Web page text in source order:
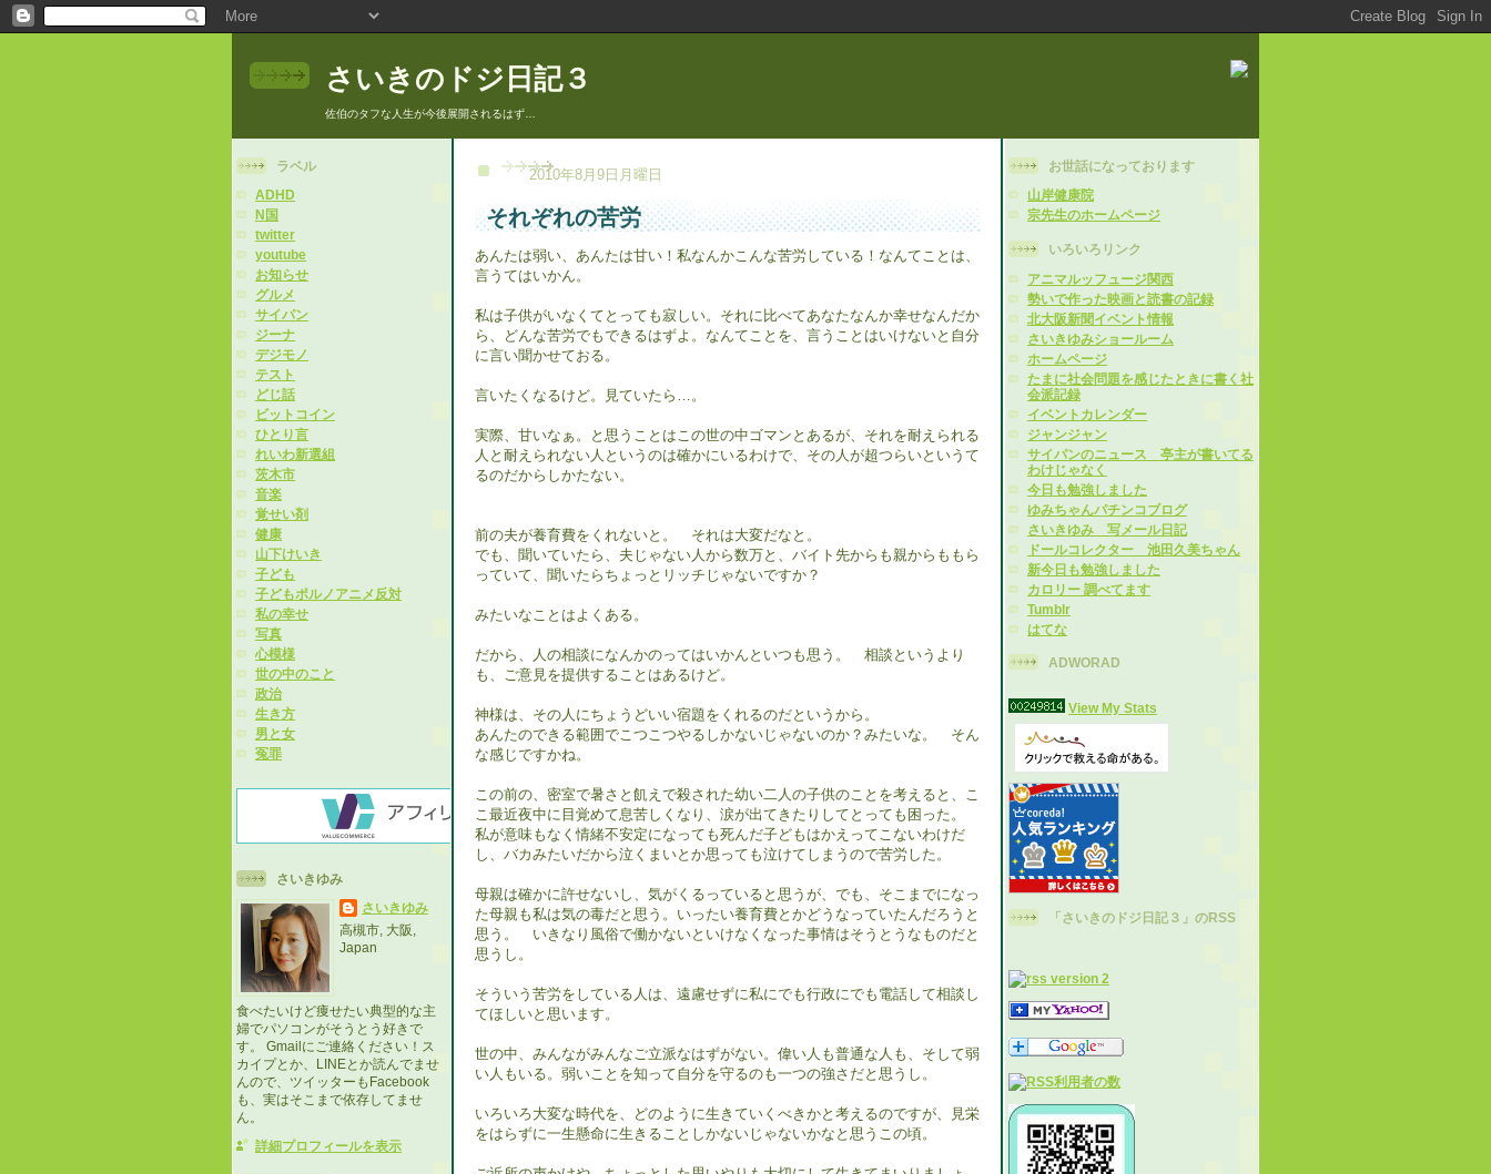
さいきのドジ日記３
佐伯のタフな人生が今後展開されるはず…
ラベル
ADHD
N国
twitter
youtube
お知らせ
グルメ
サイパン
ジーナ
デジモノ
テスト
どじ話
ビットコイン
ひとり言
れいわ新選組
茨木市
音楽
覚せい剤
健康
山下けいき
子ども
子どもポルノアニメ反対
私の幸せ
写真
心模様
世の中のこと
政治
生き方
男と女
冤罪
さいきゆみ
さいきゆみ
高槻市, 大阪,
Japan
食べたいけど痩せたい典型的な主
婦でパソコンがそうとう好きで
す。 Gmailにご連絡ください！ス
カイプとか、LINEとか読んでませ
んので、ツイッターもFacebook
も、実はそこまで依存してませ
ん。
詳細プロフィールを表示
お世話になっております
山岸健康院
宗先生のホームページ
いろいろリンク
アニマルッフュージ関西
勢いで作った映画と読書の記録
北大阪新聞イベント情報
さいきゆみショールーム
ホームページ
たまに社会問題を感じたときに書く社
会派記録
イベントカレンダー
ジャンジャン
サイパンのニュース 亭主が書いてる
わけじゃなく
今日も勉強しました
ゆみちゃんパチンコブログ
さいきゆみ 写メール日記
ドールコレクター 池田久美ちゃん
新今日も勉強しました
カロリー 調べてます
Tumblr
はてな
ADWORAD
View My Stats
「さいきのドジ日記３」のRSS
2010年8月9日月曜日
それぞれの苦労
あんたは弱い、あんたは甘い！私なんかこんな苦労している！なんてことは、
言うてはいかん。
私は子供がいなくてとっても寂しい。それに比べてあなたなんか幸せなんだか
ら、どんな苦労でもできるはずよ。なんてことを、言うことはいけないと自分
に言い聞かせておる。
言いたくなるけど。見ていたら…。
実際、甘いなぁ。と思うことはこの世の中ゴマンとあるが、それを耐えられる
人と耐えられない人というのは確かにいるわけで、その人が超つらいというて
るのだからしかたない。
前の夫が養育費をくれないと。 それは大変だなと。
でも、聞いていたら、夫じゃない人から数万と、バイト先からも親からももら
っていて、聞いたらちょっとリッチじゃないですか？
みたいなことはよくある。
だから、人の相談になんかのってはいかんといつも思う。 相談というより
も、ご意見を提供することはあるけど。
神様は、その人にちょうどいい宿題をくれるのだというから。
あんたのできる範囲でこつこつやるしかないじゃないのか？みたいな。 そん
な感じですかね。
この前の、密室で暑さと飢えで殺された幼い二人の子供のことを考えると、こ
こ最近夜中に目覚めて息苦しくなり、涙が出てきたりしてとっても困った。
私が意味もなく情緒不安定になっても死んだ子どもはかえってこないわけだ
し、バカみたいだから泣くまいとか思っても泣けてしまうので苦労した。
母親は確かに許せないし、気がくるっていると思うが、でも、そこまでになっ
た母親も私は気の毒だと思う。いったい養育費とかどうなっていたんだろうと
思う。 いきなり風俗で働かないといけなくなった事情はそうとうなものだと
思うし。
そういう苦労をしている人は、遠慮せずに私にでも行政にでも電話して相談し
てほしいと思います。
世の中、みんながみんなご立派なはずがない。偉い人も普通な人も、そして弱
い人もいる。弱いことを知って自分を守るのも一つの強さだと思うし。
いろいろ大変な時代を、どのように生きていくべきかと考えるのですが、見栄
をはらずに一生懸命に生きることしかないじゃないかなと思うこの頃。